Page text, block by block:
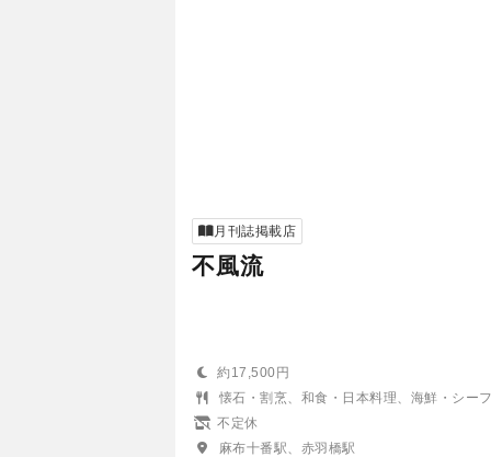
月刊誌掲載店
不風流
約17,500円
懐石・割烹、和食・日本料理、海鮮・シー
不定休
麻布十番駅、赤羽橋駅